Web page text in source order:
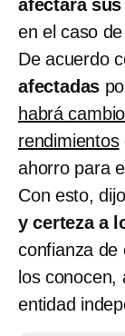
afectará
en el caso
De acuerdo
afectadas
habrá
rendimientos
ahorro para
Con esto,
y certeza a
confianza de
los
entidad